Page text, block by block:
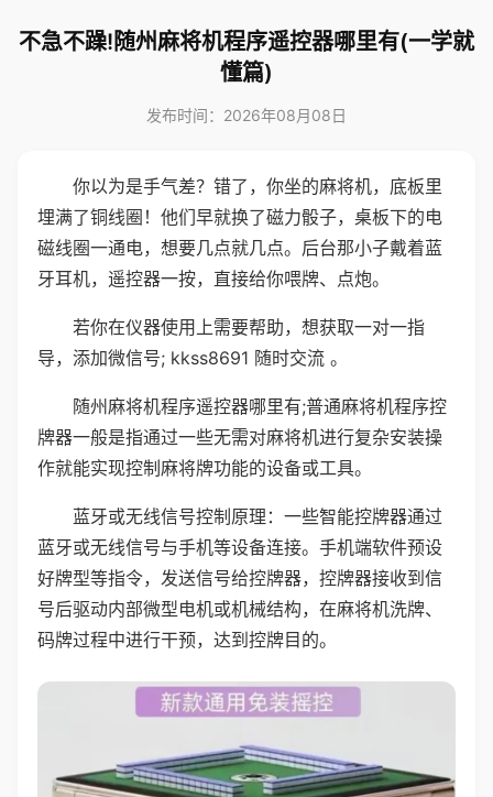
不急不躁!随州麻将机程序遥控器哪里有(一学就
懂篇)
发布时间：2026年08月08日
你以为是手气差？错了，你坐的麻将机，底板里
埋满了铜线圈！他们早就换了磁力骰子，桌板下的电
磁线圈一通电，想要几点就几点。后台那小子戴着蓝
牙耳机，遥控器一按，直接给你喂牌、点炮。
若你在仪器使用上需要帮助，想获取一对一指
导，添加微信号; kkss8691 随时交流 。
随州麻将机程序遥控器哪里有;普通麻将机程序控
牌器一般是指通过一些无需对麻将机进行复杂安装操
作就能实现控制麻将牌功能的设备或工具。
蓝牙或无线信号控制原理：一些智能控牌器通过
蓝牙或无线信号与手机等设备连接。手机端软件预设
好牌型等指令，发送信号给控牌器，控牌器接收到信
号后驱动内部微型电机或机械结构，在麻将机洗牌、
码牌过程中进行干预，达到控牌目的。